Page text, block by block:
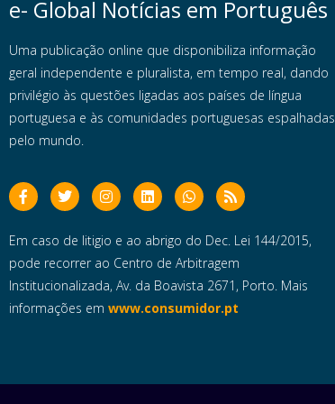
e- Global Notícias em Português
Uma publicação online que disponibiliza informação
geral independente e pluralista, em tempo real, dando
privilégio às questões ligadas aos países de língua
portuguesa e às comunidades portuguesas espalhadas
pelo mundo.
Em caso de litigio e ao abrigo do Dec. Lei 144/2015,
pode recorrer ao Centro de Arbitragem
Institucionalizada, Av. da Boavista 2671, Porto. Mais
informações em www.consumidor.pt